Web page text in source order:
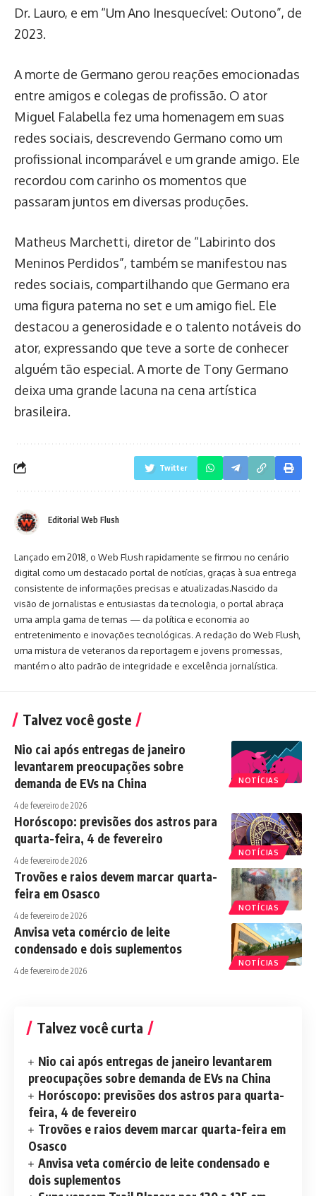
Dr. Lauro, e em “Um Ano Inesquecível: Outono”, de
2023.
A morte de Germano gerou reações emocionadas
entre amigos e colegas de profissão. O ator
Miguel Falabella fez uma homenagem em suas
redes sociais, descrevendo Germano como um
profissional incomparável e um grande amigo. Ele
recordou com carinho os momentos que
passaram juntos em diversas produções.
Matheus Marchetti, diretor de “Labirinto dos
Meninos Perdidos”, também se manifestou nas
redes sociais, compartilhando que Germano era
uma figura paterna no set e um amigo fiel. Ele
destacou a generosidade e o talento notáveis do
ator, expressando que teve a sorte de conhecer
alguém tão especial. A morte de Tony Germano
deixa uma grande lacuna na cena artística
brasileira.
Twitter
Editorial Web Flush
Lançado em 2018, o Web Flush rapidamente se firmou no cenário
digital como um destacado portal de notícias, graças à sua entrega
consistente de informações precisas e atualizadas.Nascido da
visão de jornalistas e entusiastas da tecnologia, o portal abraça
uma ampla gama de temas — da política e economia ao
entretenimento e inovações tecnológicas. A redação do Web Flush,
uma mistura de veteranos da reportagem e jovens promessas,
mantém o alto padrão de integridade e excelência jornalística.
Talvez você goste
NOTÍCIAS
Nio cai após entregas de janeiro
levantarem preocupações sobre
demanda de EVs na China
4 de fevereiro de 2026
NOTÍCIAS
Horóscopo: previsões dos astros para
quarta-feira, 4 de fevereiro
4 de fevereiro de 2026
NOTÍCIAS
Trovões e raios devem marcar quarta-
feira em Osasco
4 de fevereiro de 2026
NOTÍCIAS
Anvisa veta comércio de leite
condensado e dois suplementos
4 de fevereiro de 2026
Talvez você curta
Nio cai após entregas de janeiro levantarem
preocupações sobre demanda de EVs na China
Horóscopo: previsões dos astros para quarta-
feira, 4 de fevereiro
Trovões e raios devem marcar quarta-feira em
Osasco
Anvisa veta comércio de leite condensado e
dois suplementos